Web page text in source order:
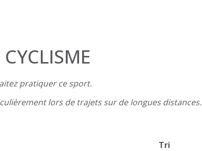
pratiquer ce sport.
lors de trajets sur de longues distances.
Tri